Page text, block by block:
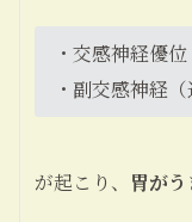
・交感神経優位
・副交感神経
が起こり、 胃が